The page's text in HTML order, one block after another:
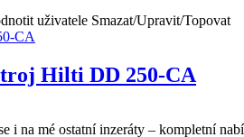
uživatele Smazat/Upravit/Topovat
Hilti DD 250-CA
i na mé ostatní inzeráty – kompletní